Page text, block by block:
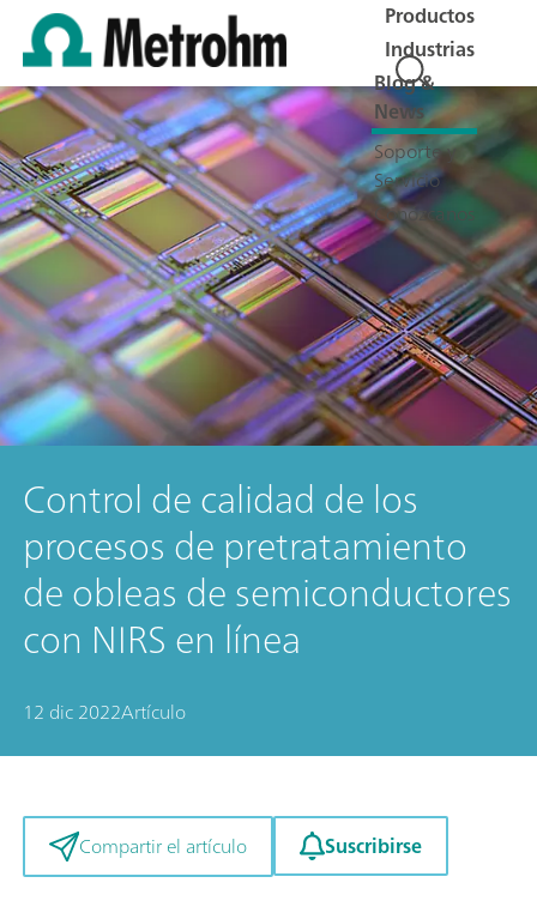
Productos
Industrias
Blog &
News
Soporte y
Servicio
Conózcanos
Control de calidad de los
procesos de pretratamiento
de obleas de semiconductores
con NIRS en línea
12 dic 2022Artículo
Compartir el artículo Suscribirse